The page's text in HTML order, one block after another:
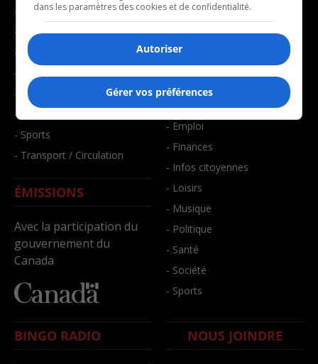
- Culture
- Économie
- Éducation
- Environnement
- Faits divers
- Santé et bien-être
- Sports
- Transport / Circulation
ÉMISSIONS
Avec la participation du
gouvernement du
Canada
BALADOS
- Affaires
- Art de vivre
- Bien-être
- Emploi
- Finances
- Infos citoyennes
- Loisirs
- Musique
- Politique
- Santé
- Société
- Sports
BINGO RADIO NOUS JOINDRE
dans les paramètres des cookies et de confidentialité.
Autoriser
Gérer vos préférences